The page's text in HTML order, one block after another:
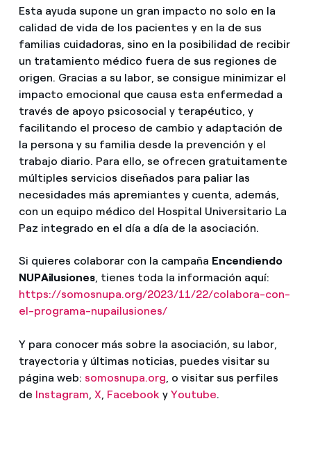
Esta ayuda supone un gran impacto no solo en la
calidad de vida de los pacientes y en la de sus
familias cuidadoras, sino en la posibilidad de recibir
un tratamiento médico fuera de sus regiones de
origen. Gracias a su labor, se consigue minimizar el
impacto emocional que causa esta enfermedad a
través de apoyo psicosocial y terapéutico, y
facilitando el proceso de cambio y adaptación de
la persona y su familia desde la prevención y el
trabajo diario. Para ello, se ofrecen gratuitamente
múltiples servicios diseñados para paliar las
necesidades más apremiantes y cuenta, además,
con un equipo médico del Hospital Universitario La
Paz integrado en el día a día de la asociación.
Si quieres colaborar con la campaña Encendiendo
NUPAilusiones, tienes toda la información aquí:
https://somosnupa.org/2023/11/22/colabora-con-
el-programa-nupailusiones/
Y para conocer más sobre la asociación, su labor,
trayectoria y últimas noticias, puedes visitar su
página web: somosnupa.org , o visitar sus perfiles
de Instagram X Facebook y Youtube.